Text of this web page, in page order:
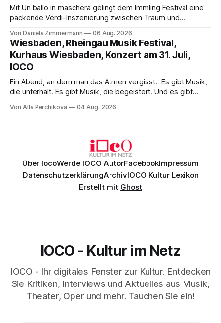
Mit Un ballo in maschera gelingt dem Immling Festival eine
packende Verdi-Inszenierung zwischen Traum und
psychologische Tiefe mit starken Bildern, getragen von
einem spielfreudigen Ensemble und einer musikalisch
überzeugenden Gesamtleistung.
Von Daniela Zimmermann 06 Aug. 2026
Wiesbaden, Rheingau Musik Festival,
Kurhaus Wiesbaden, Konzert am 31. Juli,
IOCO
Ein Abend, an dem man das Atmen vergisst. Es gibt Musik,
die unterhält. Es gibt Musik, die begeistert. Und es gibt
Genau so war der Abend im Kurhaus Wiesbaden, an dem
Von Alla Perchikova 04 Aug. 2026
Über IocoWerde IOCO AutorFacebookImpressum
DatenschutzerklärungArchivIOCO Kultur Lexikon
Erstellt mit Ghost
IOCO - Kultur im Netz
IOCO - Ihr digitales Fenster zur Kultur. Entdecken
Sie Kritiken, Interviews und Aktuelles aus Musik,
Theater, Oper und mehr. Tauchen Sie ein!